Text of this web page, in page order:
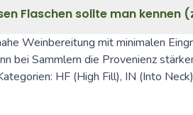
Flaschen sollte man kennen
Weinbereitung mit minimalen
bei Sammlern die Provenienz
HF (High Fill), IN (Into